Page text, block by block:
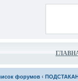
форумов ‹